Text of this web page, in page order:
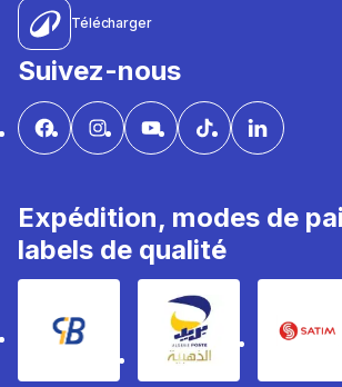
Télécharger
Suivez-nous
Expédition, modes de
labels de qualité